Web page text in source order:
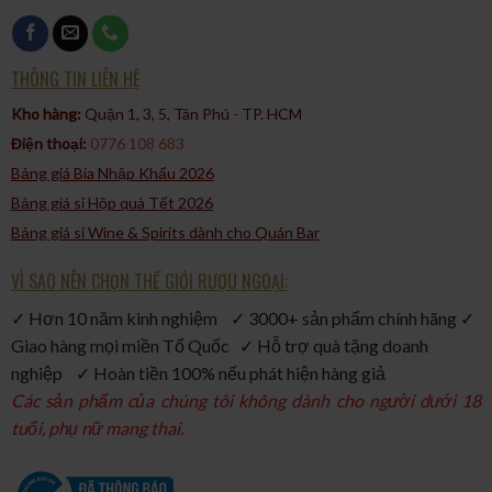
đích thực. Đây là một biểu tượng của sự hòa quyện giữa truyền
thống và sự sáng tạo trong ngành sản xuất whisky.
THÔNG TIN LIÊN HỆ
Kho hàng: Quận 1, 3, 5, Tân Phú - TP. HCM​
Điện thoại: 0776 108 683
Bảng giá Bia Nhập Khẩu 2026
Bảng giá sỉ Hộp quà Tết 2026
Bảng giá sỉ Wine & Spirits dành cho Quán Bar
VÌ SAO NÊN CHỌN THẾ GIỚI RƯỢU NGOẠI:
✓ Hơn 10 năm kinh nghiệm ✓ 3000+ sản phẩm chính hãng ✓
Giao hàng mọi miền Tổ Quốc ✓ Hỗ trợ quà tặng doanh
nghiệp ✓ Hoàn tiền 100% nếu phát hiện hàng giả
Các sản phẩm của chúng tôi không dành cho người dưới 18
tuổi, phụ nữ mang thai.